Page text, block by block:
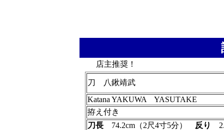
店主推奨！
刀 八鍬靖武
Katana YAKUWA YASUTAKE
拵え付き
刀長 74.2cm（2尺4寸5分） 反り